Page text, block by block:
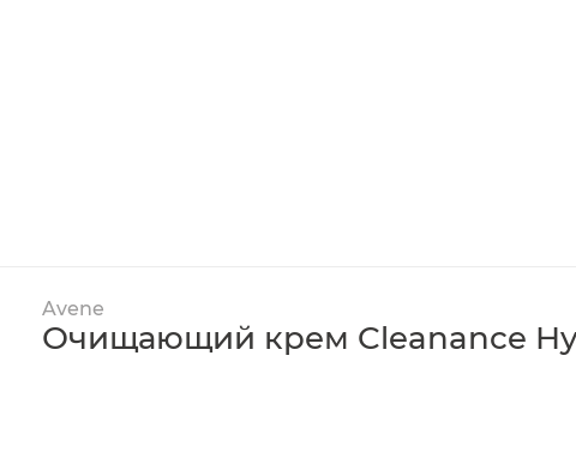
Avene
Очищающий крем Cleanance